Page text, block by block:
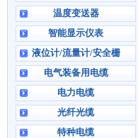
温度变送器
智能显示仪表
液位计/流量计/安全栅
电气装备用电缆
电力电缆
光纤光缆
特种电缆